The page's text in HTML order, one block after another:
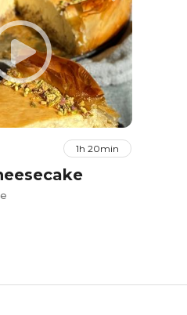
1h 20min